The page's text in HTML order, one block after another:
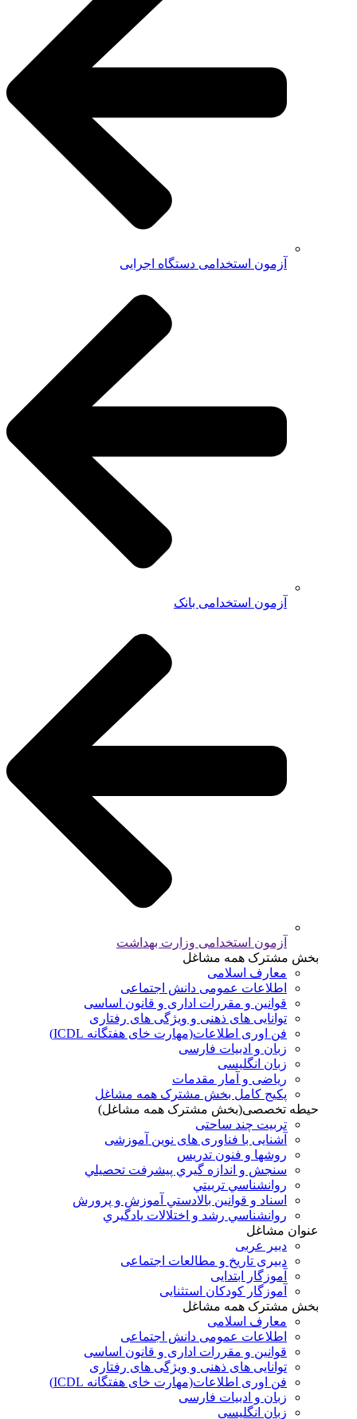
آزمون استخدامی دستگاه اجرایی
آزمون استخدامی بانک
آزمون استخدامی وزارت بهداشت
بخش مشترک همه مشاغل
معارف اسلامی
اطلاعات عمومی دانش اجتماعی
قوانین و مقررات اداری و قانون اساسی
توانایی های ذهنی و ویژگی های رفتاری
فن اوری اطلاعات(مهارت خای هفتگانه ICDL)
زبان و ادبیات فارسی
زبان انگلیسی
ریاضی و آمار مقدمات
پکیج کامل بخش مشترک همه مشاغل
حیطه تخصصی(بخش مشترک همه مشاغل)
تربیت چند ساحتی
آشنایی با فناوری های نوین آموزشی
روشها و فنون تدريس
سنجش و اندازه گيري پيشرفت تحصيلي
روانشناسي تربيتي
اسناد و قوانين بالادستي آموزش و پرورش
روانشناسي رشد و اختلالات يادگيري
عنوان مشاغل
دبير عربی
دبیری تاریخ و مطالعات اجتماعی
آموزگار ابتدایی
آموزگار کودکان استثنایی
بخش مشترک همه مشاغل
معارف اسلامی
اطلاعات عمومی دانش اجتماعی
قوانین و مقررات اداری و قانون اساسی
توانایی های ذهنی و ویژگی های رفتاری
فن اوری اطلاعات(مهارت خای هفتگانه ICDL)
زبان و ادبیات فارسی
زبان انگلیسی